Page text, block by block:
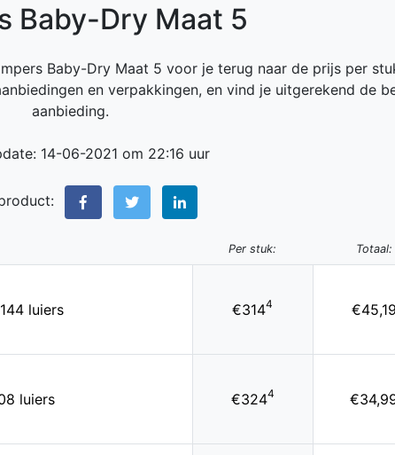
Baby-Dry Maat 5
Baby-Dry Maat 5 voor je terug naar de prijs per
en verpakkingen, en vind je uitgerekend de
aanbieding.
14-06-2021 om 22:16 uur
Per stuk: Totaal:
luiers €3144
luiers €3244